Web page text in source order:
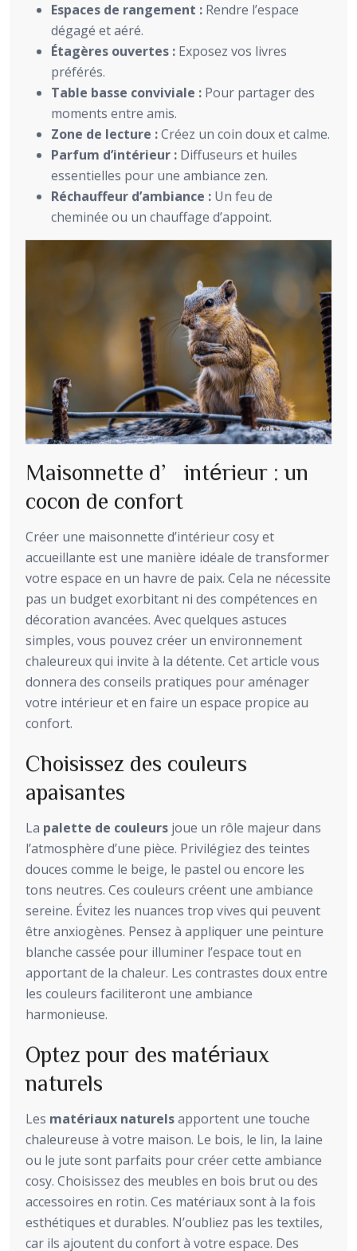
Espaces de rangement : Rendre l’espace
dégagé et aéré.
Étagères ouvertes : Exposez vos livres
préférés.
Table basse conviviale : Pour partager des
moments entre amis.
Zone de lecture :Créez un coin doux et calme.
Parfum d’intérieur : Diffuseurs et huiles
essentielles pour une ambiance zen.
Réchauffeur d’ambiance : Un feu de
cheminée ou un chauffage d’appoint.
Maisonnette d’intérieur : un
cocon de confort
Créer une maisonnette d’intérieur cosy et
accueillante est une manière idéale de transformer
votre espace en un havre de paix. Cela ne nécessite
pas un budget exorbitant ni des compétences en
décoration avancées. Avec quelques astuces
simples, vous pouvez créer un environnement
chaleureux qui invite à la détente. Cet article vous
donnera des conseils pratiques pour aménager
votre intérieur et en faire un espace propice au
confort.
Choisissez des couleurs
apaisantes
La palette de couleurs joue un rôle majeur dans
l’atmosphère d’une pièce. Privilégiez des teintes
douces comme le beige, le pastel ou encore les
tons neutres. Ces couleurs créent une ambiance
sereine. Évitez les nuances trop vives qui peuvent
être anxiogènes. Pensez à appliquer une peinture
blanche cassée pour illuminer l’espace tout en
apportant de la chaleur. Les contrastes doux entre
les couleurs faciliteront une ambiance
harmonieuse.
Optez pour des matériaux
naturels
Les matériaux naturelsapportent une touche
chaleureuse à votre maison. Le bois, le lin, la laine
ou le jute sont parfaits pour créer cette ambiance
cosy. Choisissez des meubles en bois brut ou des
accessoires en rotin. Ces matériaux sont à la fois
esthétiques et durables. N’oubliez pas les textiles,
car ils ajoutent du confort à votre espace. Des